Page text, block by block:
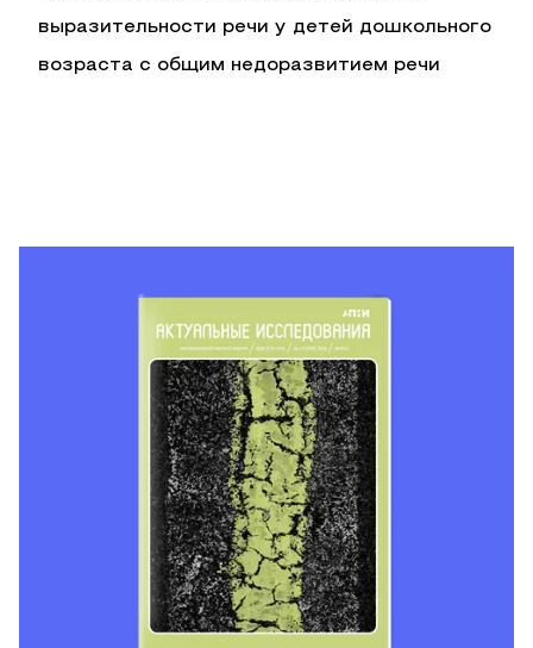
выразительности речи у детей дошкольного
возраста с общим недоразвитием речи